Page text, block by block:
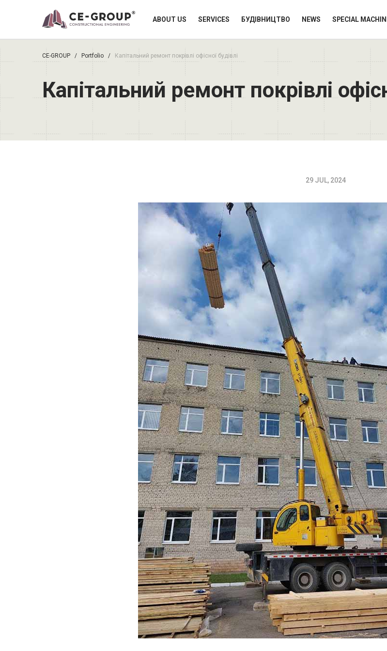
ABOUT US SERVICES БУДІВНИЦТВО NEWS SPECIAL
CE-GROUP / Portfolio / Капітальний ремонт покрівлі офісної будівлі
Капітальний ремонт покрівлі
29 JUL, 2024